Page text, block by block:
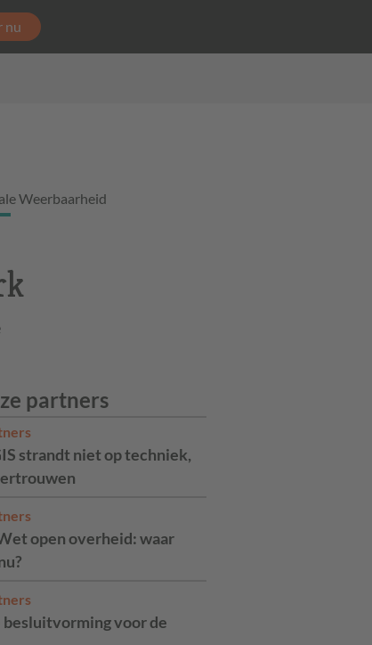
nu
Weerbaarheid
partners
strandt niet op techniek,
open overheid: waar
voor de